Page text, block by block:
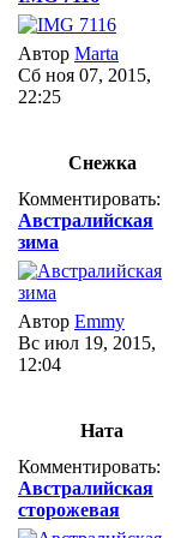
Автор Marta
Сб ноя 07, 2015,
22:25
Снежка
Комментировать:
Австралийская
зима
Автор Emmy
Вс июл 19, 2015,
12:04
Ната
Комментировать:
Австралийская
сторожевая